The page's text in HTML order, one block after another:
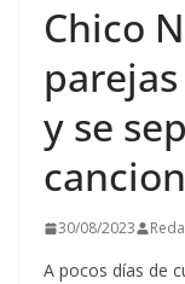
Chico
y se
30/08/2023
A pocos días de